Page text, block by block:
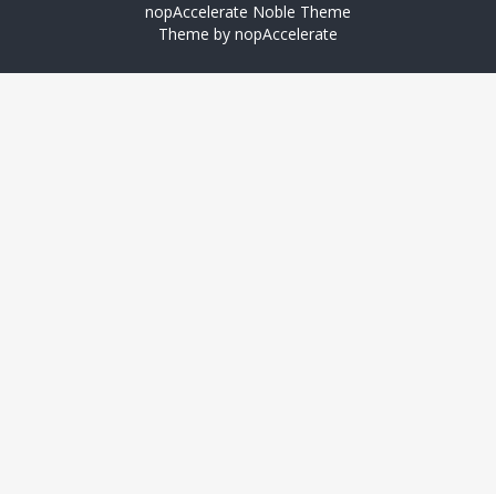
nopAccelerate Noble Theme
Theme by nopAccelerate